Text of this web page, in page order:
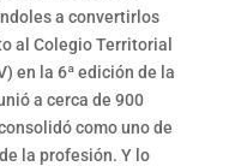
a convertirlos
al Colegio Territorial
en la 6ª edición de la
a cerca de 900
como uno de
la profesión. Y lo